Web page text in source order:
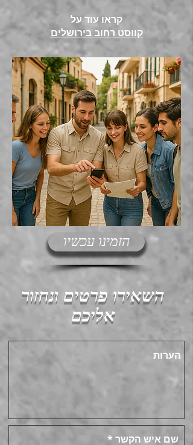
קראו עוד על
קווסט רחוב בירושלים
הזמינו עכשיו
השאירו פרטים ונחזור
אליכם